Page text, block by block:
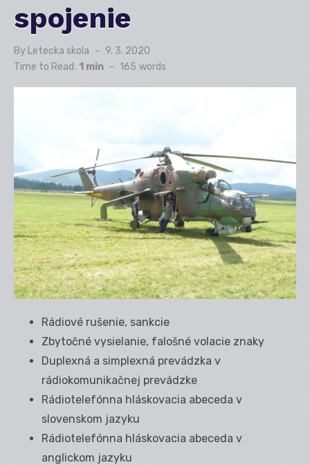
spojenie
By Letecka skola
Posted
9. 3. 2020
Time to Read: 1 min - 165 words
Rádiové rušenie, sankcie
Zbytočné vysielanie, falošné volacie znaky
Duplexná a simplexná prevádzka v
rádiokomunikačnej prevádzke
Rádiotelefónna hláskovacia abeceda v
slovenskom jazyku
Rádiotelefónna hláskovacia abeceda v
anglickom jazyku